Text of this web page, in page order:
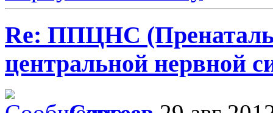
Re: ППЦНС
центральной нервной